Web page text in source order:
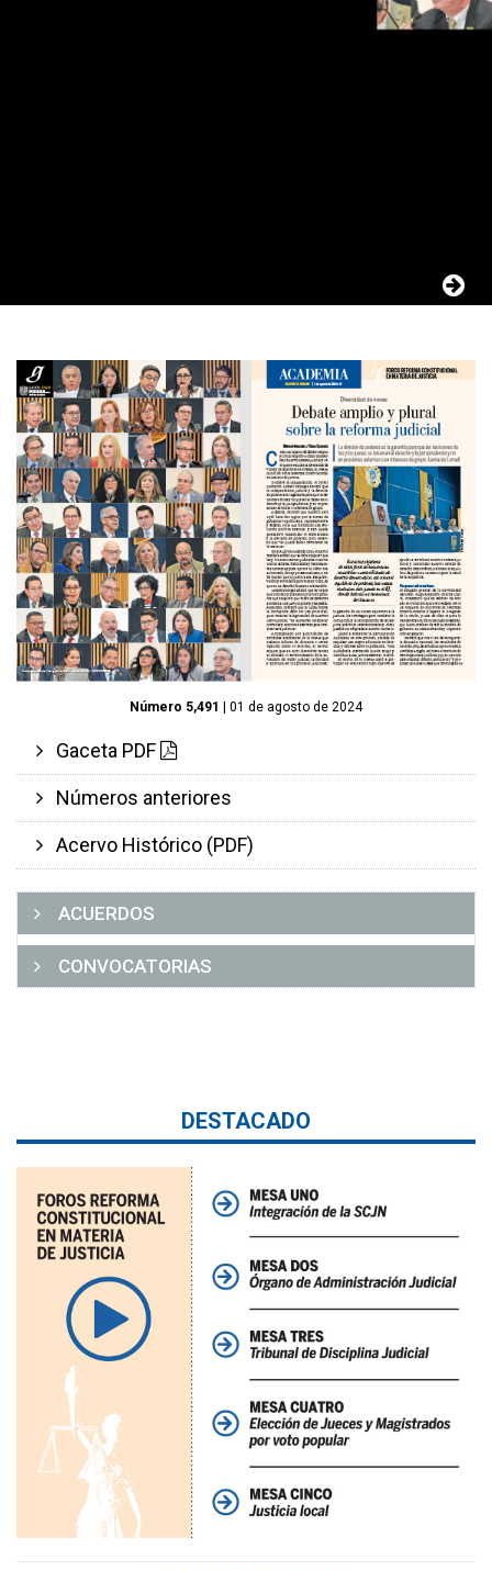
Número 5,491 | 01 de agosto de 2024
Gaceta PDF
Números anteriores
Acervo Histórico (PDF)
ACUERDOS
CONVOCATORIAS
DESTACADO